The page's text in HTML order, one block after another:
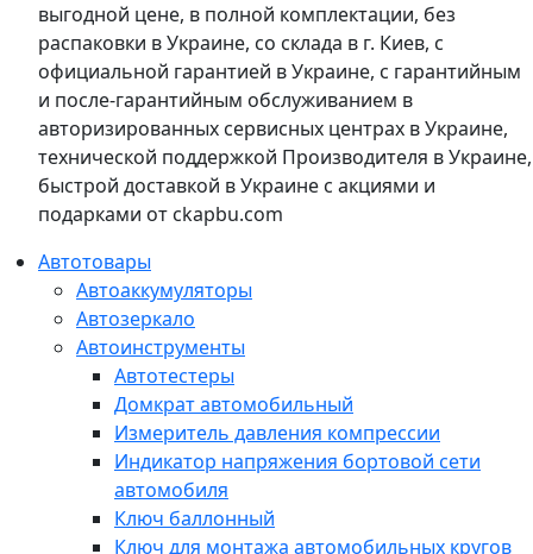
выгодной цене, в полной комплектации, без
распаковки в Украине, со склада в г. Киев, с
официальной гарантией в Украине, с гарантийным
и после-гарантийным обслуживанием в
авторизированных сервисных центрах в Украине,
технической поддержкой Производителя в Украине,
быстрой доставкой в Украине с акциями и
подарками от ckapbu.com
Автотовары
Автоаккумуляторы
Автозеркало
Автоинструменты
Автотестеры
Домкрат автомобильный
Измеритель давления компрессии
Индикатор напряжения бортовой сети
автомобиля
Ключ баллонный
Ключ для монтажа автомобильных кругов